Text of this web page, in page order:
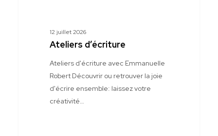
12 juillet 2026
Ateliers d’écriture
Ateliers d'écriture avec Emmanuelle
Robert Découvrir ou retrouver la joie
d'écrire ensemble: laissez votre
créativité…